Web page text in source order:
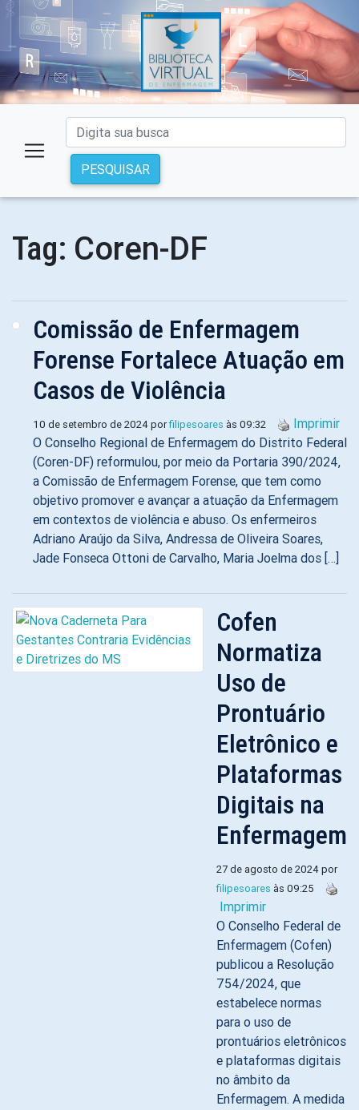
PESQUISAR
Tag: Coren-DF
Comissão de Enfermagem
Forense Fortalece Atuação em
Casos de Violência
10 de setembro de 2024 porfilipesoares às 09:32
Imprimir
O Conselho Regional de Enfermagem do Distrito Federal
(Coren-DF) reformulou, por meio da Portaria 390/2024,
a Comissão de Enfermagem Forense, que tem como
objetivo promover e avançar a atuação da Enfermagem
em contextos de violência e abuso. Os enfermeiros
Adriano Araújo da Silva, Andressa de Oliveira Soares,
Jade Fonseca Ottoni de Carvalho, Maria Joelma dos […]
Cofen
Normatiza
Uso de
Prontuário
Eletrônico e
Plataformas
Digitais na
Enfermagem
27 de agosto de 2024 por
filipesoares às 09:25
Imprimir
O Conselho Federal de
Enfermagem (Cofen)
publicou a Resolução
754/2024, que
estabelece normas
para o uso de
prontuários eletrônicos
e plataformas digitais
no âmbito da
Enfermagem. A medida